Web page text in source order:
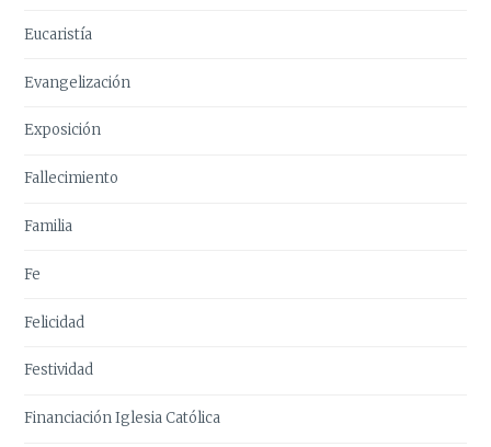
Eucaristía
Evangelización
Exposición
Fallecimiento
Familia
Fe
Felicidad
Festividad
Financiación Iglesia Católica